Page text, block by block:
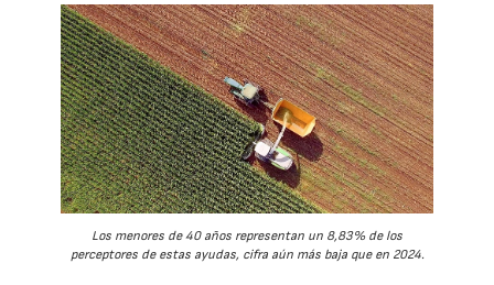
Los menores de 40 años representan un 8,83% de los
perceptores de estas ayudas, cifra aún más baja que en 2024.